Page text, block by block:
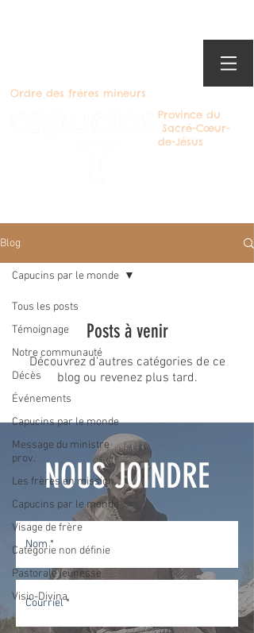
Ordre des frères mineurs
Province du
Sacré-Cœur-
de-Jésus
Blog
Tous les posts
Témoignage
Notre communauté
Décès
Événements
Capucins par le monde
Message du ministre
prov.
Les frères en mission
Capucins par le monde
Visage de frère
Catégorie non définie
Pastorale jeunesse
Visio-Divina
Capucins par le monde
Posts à venir
Découvrez d'autres catégories de ce
blog ou revenez plus tard.
NOUS JOINDRE